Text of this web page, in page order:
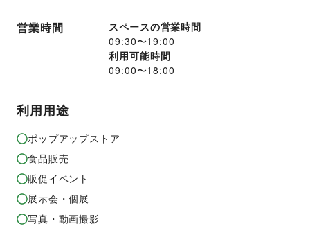
営業時間
スペースの営業時間
09:30〜19:00
利用可能時間
09:00〜18:00
利用用途
ポップアップストア
食品販売
販促イベント
展示会・個展
写真・動画撮影